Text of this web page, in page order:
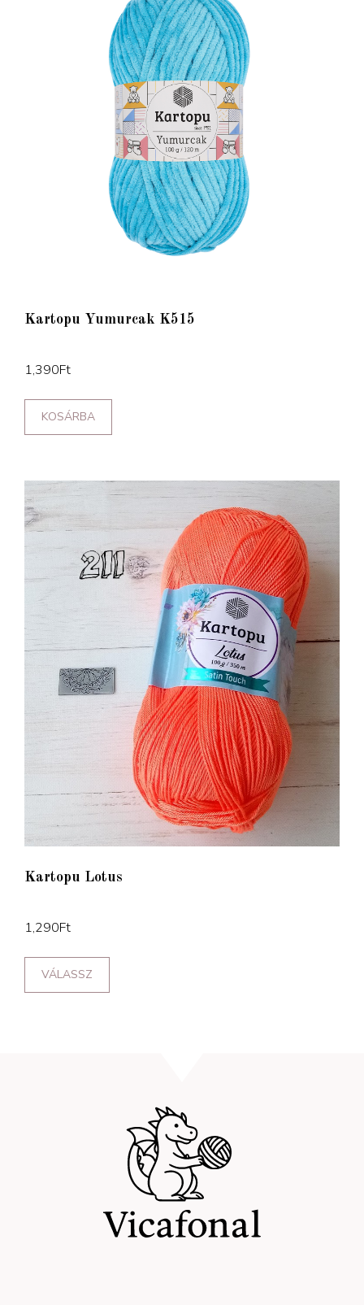
Kartopu Yumurcak K515
1,390Ft
KOSÁRBA
Kartopu Lotus
1,290Ft
VÁLASSZ